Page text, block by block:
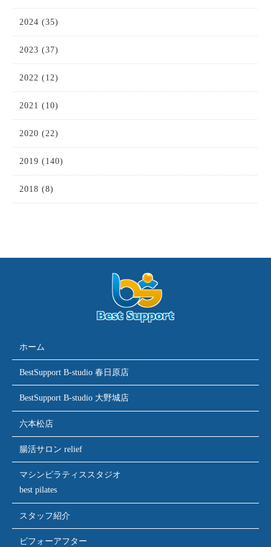
2024 (35)
2023 (37)
2022 (12)
2021 (10)
2020 (22)
2019 (140)
2018 (8)
ホーム
BestSupport B-studio 春日原店
BestSupport B-studio 大野城店
六本松店
腸活サロン relief
マシンピラティススタジオ
best pilates
スタッフ紹介
ビフォーアフター